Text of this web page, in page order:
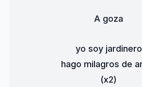
A goza
yo soy jardinero
hago milagros de
(x2)